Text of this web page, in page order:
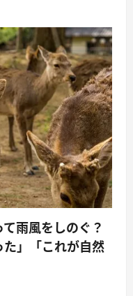
て雨風をしのぐ？
」「これが自然